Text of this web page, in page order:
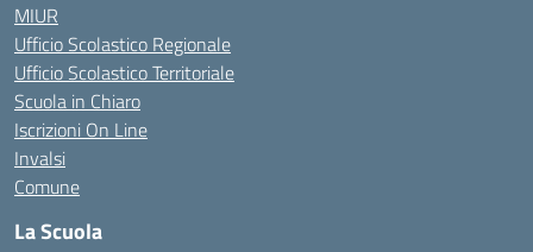
MIUR
Ufficio Scolastico Regionale
Ufficio Scolastico Territoriale
Scuola in Chiaro
Iscrizioni On Line
Invalsi
Comune
La Scuola